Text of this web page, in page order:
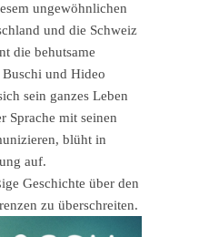
ungewöhnlichen
und die Schweiz
die behutsame
und Hideo
sein ganzes Leben
Sprache mit seinen
blüht in
auf.
Geschichte über den
zu überschreiten.